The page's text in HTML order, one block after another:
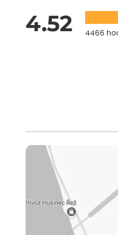
4.52 4466